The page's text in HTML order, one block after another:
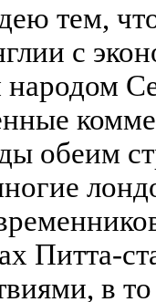
тем,
с
народом
обеим
Питта-
в